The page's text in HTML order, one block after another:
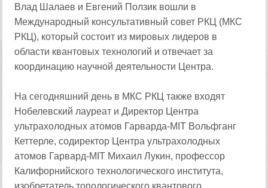
Влад Шалаев и Евгений Ползик вошли в
Международный консультативный совет РКЦ (МКС
РКЦ), который состоит из мировых лидеров в
области квантовых технологий и отвечает за
координацию научной деятельности Центра.
На сегодняшний день в МКС РКЦ также входят
Нобелевский лауреат и Директор Центра
ультрахолодных атомов Гарварда-MIT Вольфганг
Кеттерле, содиректор Центра ультрахолодных
атомов Гарвард-MIT Михаил Лукин, профессор
Калифорнийского технологического института,
изобретатель топологического квантового